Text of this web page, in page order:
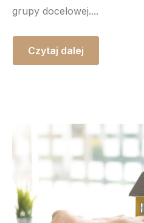
grupy docelowej....
Czytaj dalej